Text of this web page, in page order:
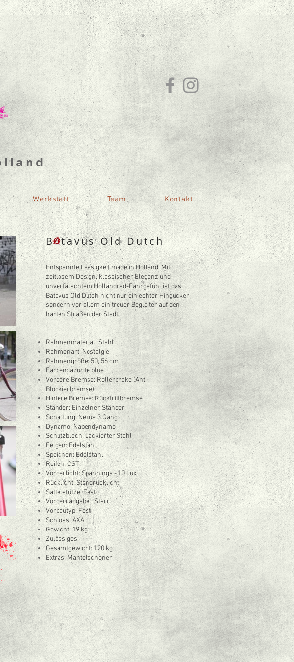
Werkstatt Team Kontakt
Batavus Old Dutch
Entspannte Lässigkeit made in Holland. Mit
zeitlosem Design, klassischer Eleganz und
unverfälschtem Hollandrad-Fahrgefühl ist das
Batavus Old Dutch nicht nur ein echter Hingucker,
sondern vor allem ein treuer Begleiter auf den
harten Straßen der Stadt.​
Rahmenmaterial: Stahl
Rahmenart: Nostalgie
Rahmengröße: 50, 56 cm
Farben: azurite blue
Vordere Bremse: Rollerbrake (Anti-
Blockierbremse)
Hintere Bremse: Rücktrittbremse
Ständer: Einzelner Ständer
Schaltung: Nexus 3 Gang
Dynamo: Nabendynamo
Schutzblech: Lackierter Stahl
Felgen: Edelstahl
Speichen: Edelstahl
Reifen: CST
Vorderlicht: Spanninga - 10 Lux
Rücklicht: Standrücklicht
Sattelstütze: Fest
Vorderradgabel: Starr
Vorbautyp: Fest
Schloss: AXA
Gewicht: 19 kg
Zulässiges
Gesamtgewicht: 120 kg
Extras: Mantelschoner